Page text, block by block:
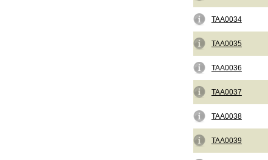
TAA0034
TAA0035
TAA0036
TAA0037
TAA0038
TAA0039